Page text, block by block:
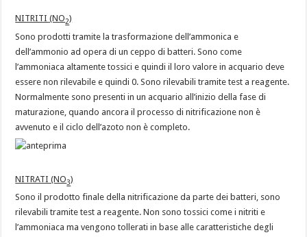
NITRITI (NO2)
Sono prodotti tramite la trasformazione dell’ammonica e
dell’ammonio ad opera di un ceppo di batteri. Sono come
l’ammoniaca altamente tossici e quindi il loro valore in acquario deve
essere non rilevabile e quindi 0. Sono rilevabili tramite test a reagente.
Normalmente sono presenti in un acquario all’inizio della fase di
maturazione, quando ancora il processo di nitrificazione non è
avvenuto e il ciclo dell’azoto non è completo.
NITRATI (NO3)
Sono il prodotto finale della nitrificazione da parte dei batteri, sono
rilevabili tramite test a reagente. Non sono tossici come i nitriti e
l’ammoniaca ma vengono tollerati in base alle caratteristiche degli